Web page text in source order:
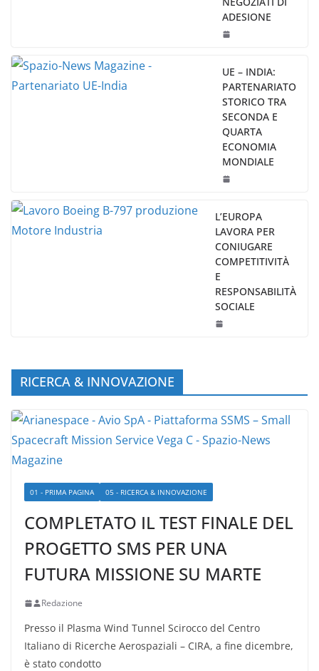
ADESIONE
UE – INDIA:
PARTENARIATO
STORICO TRA
SECONDA E
QUARTA
ECONOMIA
MONDIALE
L’EUROPA
LAVORA PER
CONIUGARE
COMPETITIVITÀ
E
RESPONSABILITÀ
SOCIALE
RICERCA & INNOVAZIONE
01 - PRIMA PAGINA 05 - RICERCA & INNOVAZIONE
COMPLETATO IL TEST FINALE DEL
PROGETTO SMS PER UNA
FUTURA MISSIONE SU MARTE
Redazione
Presso il Plasma Wind Tunnel Scirocco del Centro
Italiano di Ricerche Aerospaziali – CIRA, a fine dicembre,
è stato condotto